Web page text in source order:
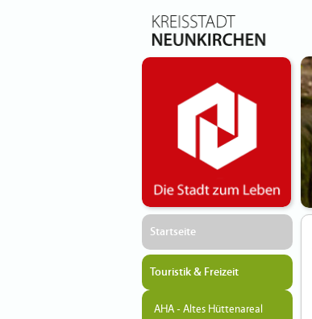
Startseite
Touristik & Freizeit
AHA - Altes Hüttenareal